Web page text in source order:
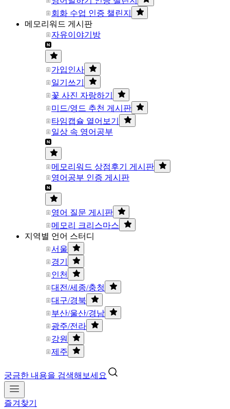
회화 수업 인증 챌린지
메모리워드 게시판
자유이야기방
가입인사
일기쓰기
꽃 사진 자랑하기
미드/영드 추천 게시판
타임캡슐 열어보기
일상 속 영어공부
메모리워드 상점후기 게시판
영어공부 인증 게시판
영어 질문 게시판
메모리 크리스마스
지역별 언어 스터디
서울
경기
인천
대전/세종/충청
대구/경북
부산/울산/경남
광주/전라
강원
제주
궁금한 내용을 검색해보세요
즐겨찾기